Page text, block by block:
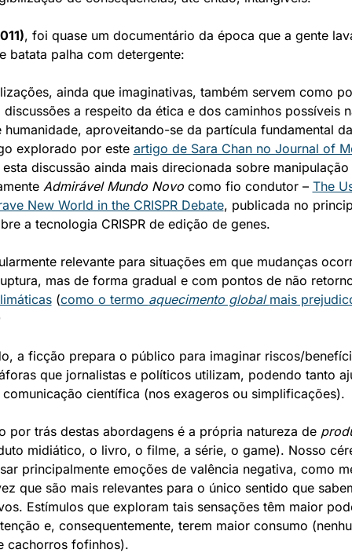
, foi quase um documentário da época que a gente
batata palha com detergente:
ainda que imaginativas, também servem como
a respeito da ética e dos caminhos possíveis
humanidade, aproveitando-se da partícula fundamental
explorado por este artigo de Sara Chan no Journal of
discussão ainda mais direcionada sobre manipulação
Admirável Mundo Novo como fio condutor – The
New World in the CRISPR Debate, publicada no
a tecnologia CRISPR de edição de genes.
relevante para situações em que mudanças
(como o termo aquecimento global mais
a ficção prepara o público para imaginar riscos/
que jornalistas e políticos utilizam, podendo tanto
científica (nos exageros ou simplificações).
por trás destas abordagens é a própria natureza de
midiático, o livro, o filme, a série, o game). Nosso
principalmente emoções de valência negativa, como
que são mais relevantes para o único sentido que
Estímulos que exploram tais sensações têm maior
e, consequentemente, terem maior consumo
cachorros fofinhos).